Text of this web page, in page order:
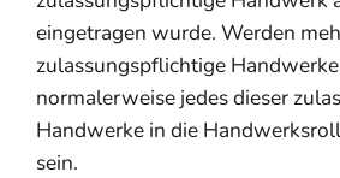
eingetragen wurde. Werden
zulassungspflichtige
normalerweise jedes dieser
Handwerke in die
sein.